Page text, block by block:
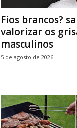
Fios brancos?
valorizar os
masculinos
5 de agosto de 2026